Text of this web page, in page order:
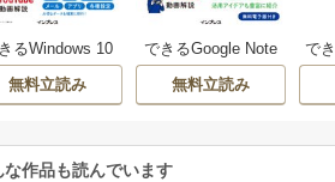
るWindows 10
かんたん移行
ガイド
無料立読み
できるGoogle Note
bookLM 可能性は無
限大！自分専用AI
無料立読み
で
作品も読んでいます